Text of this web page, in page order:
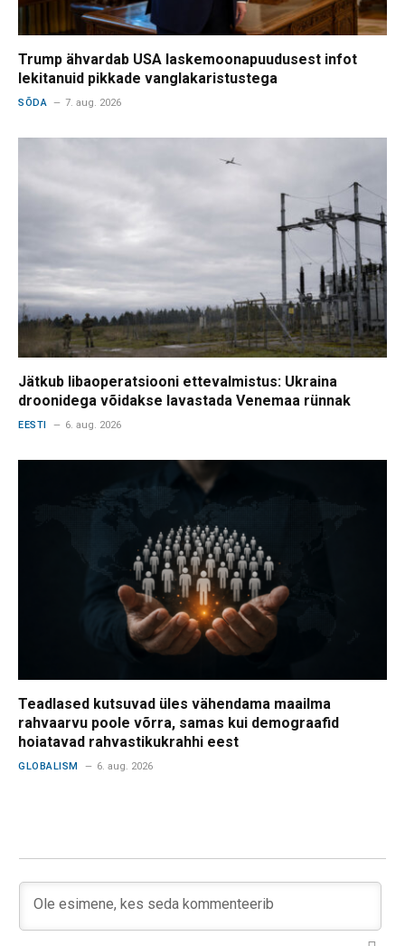
Trump ähvardab USA laskemoonapuudusest infot
lekitanuid pikkade vanglakaristustega
SÕDA 7. aug. 2026
Jätkub libaoperatsiooni ettevalmistus: Ukraina
droonidega võidakse lavastada Venemaa rünnak
EESTI 6. aug. 2026
Teadlased kutsuvad üles vähendama maailma
rahvaarvu poole võrra, samas kui demograafid
hoiatavad rahvastikukrahhi eest
GLOBALISM 6. aug. 2026